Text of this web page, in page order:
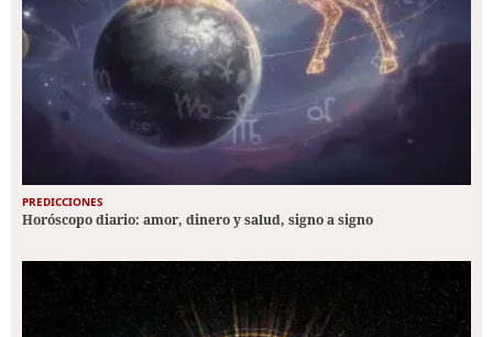
PREDICCIONES
Horóscopo diario: amor, dinero y salud, signo a signo